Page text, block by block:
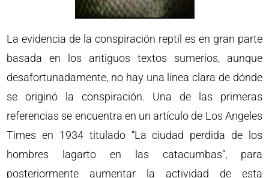
La evidencia de la conspiración reptil es en gran parte
basada en los antiguos textos sumerios, aunque
desafortunadamente, no hay una línea clara de dónde
se originó la conspiración. Una de las primeras
referencias se encuentra en un artículo de Los Angeles
Times en 1934 titulado “La ciudad perdida de los
hombres lagarto en las catacumbas”, para
posteriormente aumentar la actividad de esta